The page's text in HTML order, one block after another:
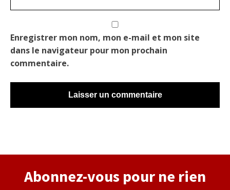
Enregistrer mon nom, mon e-mail et mon site
dans le navigateur pour mon prochain
commentaire.
Abonnez-vous pour ne rien